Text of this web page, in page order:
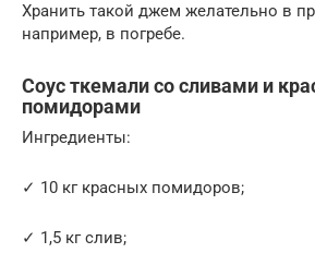
Хранить такой джем желательно в
например, в погребе.
Соус ткемали со сливами и
помидорами
Ингредиенты:
✓ 10 кг красных помидоров;
✓ 1,5 кг слив;